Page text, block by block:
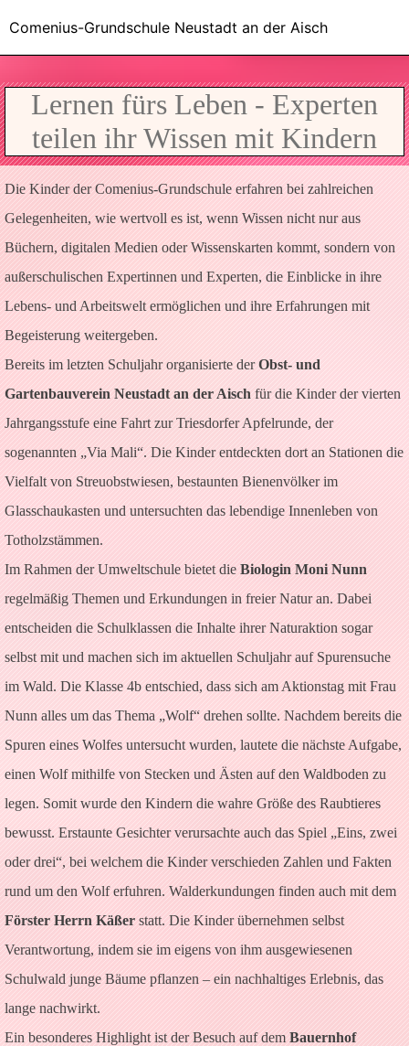
Lernen fürs Leben - Experten
teilen ihr Wissen mit Kindern
Die Kinder der Comenius-Grundschule erfahren bei zahlreichen
Gelegenheiten, wie wertvoll es ist, wenn Wissen nicht nur aus
Büchern, digitalen Medien oder Wissenskarten kommt, sondern von
außerschulischen Expertinnen und Experten, die Einblicke in ihre
Lebens- und Arbeitswelt ermöglichen und ihre Erfahrungen mit
Begeisterung weitergeben.
Bereits im letzten Schuljahr organisierte derObst- und
Gartenbauverein Neustadt an der Aisch für die Kinder der vierten
Jahrgangsstufe eine Fahrt zur Triesdorfer Apfelrunde, der
sogenannten „Via Mali“. Die Kinder entdeckten dort an Stationen die
Vielfalt von Streuobstwiesen, bestaunten Bienenvölker im
Glasschaukasten und untersuchten das lebendige Innenleben von
Totholzstämmen.
Im Rahmen der Umweltschule bietet die Biologin Moni Nunn
regelmäßig Themen und Erkundungen in freier Natur an. Dabei
entscheiden die Schulklassen die Inhalte ihrer Naturaktion sogar
selbst mit und machen sich im aktuellen Schuljahr auf Spurensuche
im Wald. Die Klasse 4b entschied, dass sich am Aktionstag mit Frau
Nunn alles um das Thema „Wolf“ drehen sollte. Nachdem bereits die
Spuren eines Wolfes untersucht wurden, lautete die nächste Aufgabe,
einen Wolf mithilfe von Stecken und Ästen auf den Waldboden zu
legen. Somit wurde den Kindern die wahre Größe des Raubtieres
bewusst. Erstaunte Gesichter verursachte auch das Spiel „Eins, zwei
oder drei“, bei welchem die Kinder verschieden Zahlen und Fakten
rund um den Wolf erfuhren. Walderkundungen finden auch mit dem
Förster Herrn Käßer statt. Die Kinder übernehmen selbst
Verantwortung, indem sie im eigens von ihm ausgewiesenen
Schulwald junge Bäume pflanzen – ein nachhaltiges Erlebnis, das
lange nachwirkt.
Ein besonderes Highlight ist der Besuch auf dem Bauernhof
Comenius-Grundschule Neustadt an der Aisch